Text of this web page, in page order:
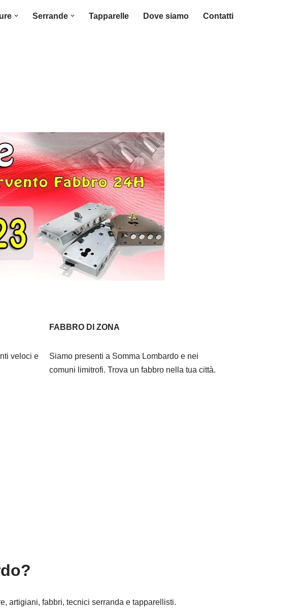
Serrande Tapparelle Dove siamo Contatti
veloci e
FABBRO DI ZONA
Siamo presenti a Somma Lombardo e nei
comuni limitrofi. Trova un fabbro nella tua città.
artigiani, fabbri, tecnici serranda e tapparellisti.